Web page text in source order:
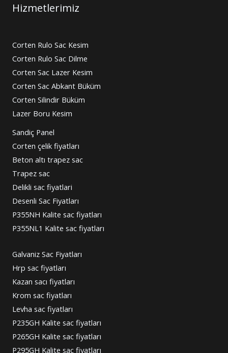
Hizmetlerimiz
Corten Rulo Sac Kesim
Corten Rulo Sac Dilme
Corten Sac Lazer Kesim
Corten Sac Abkant Büküm
Corten Silindir Büküm
Lazer Boru Kesim
Sandiç Panel
Corten çelik fiyatları
Beton altı trapez sac
Trapez sac
Delikli sac fiyatlari
Desenli Sac Fiyatları
P355NH Kalite sac fiyatları
P355NL1 Kalite sac fiyatları
Galvaniz Sac Fiyatları
Hrp sac fiyatları
Kazan sacı fiyatları
Krom sac fiyatları
Levha sac fiyatları
P235GH Kalite sac fiyatları
P265GH Kalite sac fiyatları
P295GH Kalite sac fiyatları